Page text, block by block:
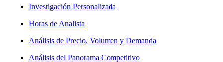
Investigación Personalizada
Horas de Analista
Análisis de Precio, Volumen y Demanda
Análisis del Panorama Competitivo